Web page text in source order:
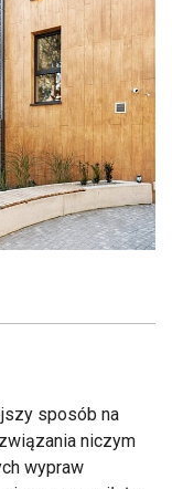
sposób na
niczym
wypraw